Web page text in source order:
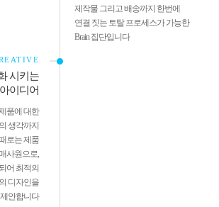
제작물 그리고 배송까지 한번에
연결 짓는토탈 프로세스가 가능한
Brain 집단입니다
시키는
아이디어
품에 대한
생각까지
로는 제품
사원으로,
어 최적의
디자인을
제안합니다